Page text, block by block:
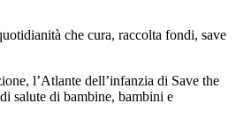
che cura, raccolta fondi, save
l’Atlante dell’infanzia di Save the
salute di bambine, bambini e